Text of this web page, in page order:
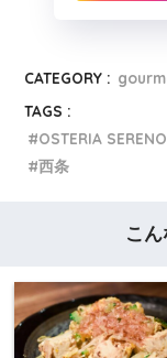
CATEGORY :
TAGS :
OSTERIA SERENO
西条
こ